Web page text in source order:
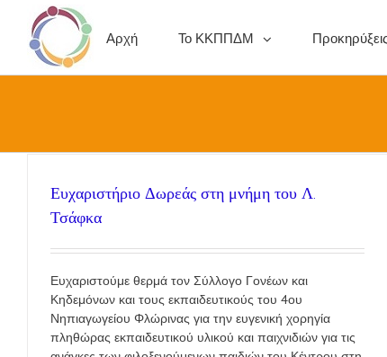
Αρχή Το ΚΚΠΠΔΜ
Ευχαριστήριο Δωρεάς στη μνήμη του Λ.
Τσάφκα
Ευχαριστούμε θερμά τον Σύλλογο Γονέων και
Κηδεμόνων και τους εκπαιδευτικούς του 4ου
Νηπιαγωγείου Φλώρινας για την ευγενική χορηγία
πληθώρας εκπαιδευτικού υλικού και παιχνιδιών για τις